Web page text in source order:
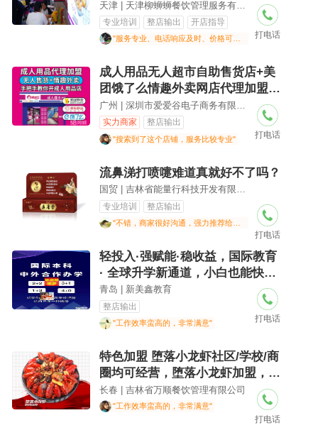
店
专业培训 整店输出 开店指导
"服务专业、电话响应及时、价格可接受" 打电话
成人用品无人超市自助售货店+美
团饿了么情趣外卖网店代理加盟招
商创业项目
实力商家 整店输出
"搜索到了这个店铺，服务比较专业" 打电话
流鼻涕打喷嚏难道真就好不了吗？
国贸 | 吉林省能量行科技开发有限公司
专业培训 整店输出
"不错，商家很好沟通，强力推荐给大家"
打电话
轻投入·强赋能·稳收益，国际教育
· 全球升学新通道，小白也能快速
上手
青岛 | 新美鑫教育
整店输出
"工作效率蛮高的，非常满意" 打电话
特色加盟 堕落小龙虾社区/学校/商
圈均可经营，堕落小龙虾加盟，全
国连锁品牌，堕落小龙虾招商中
长春 | 吉林省万顺餐饮管理有限公司
"工作效率蛮高的，非常满意"
打电话